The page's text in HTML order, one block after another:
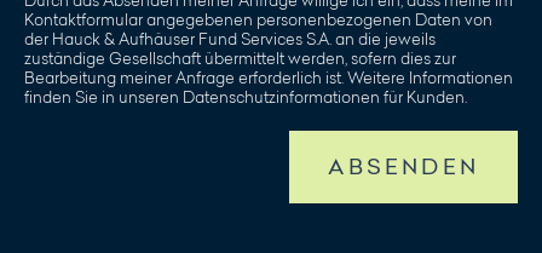
Kontaktformular angegebenen personenbezogenen Daten von
der Hauck & Aufhäuser Fund Services S.A. an die jeweils
zuständige Gesellschaft übermittelt werden, sofern dies zur
Bearbeitung meiner Anfrage erforderlich ist. Weitere Informationen
finden Sie in unseren Datenschutzinformationen für Kunden.
ABSENDEN